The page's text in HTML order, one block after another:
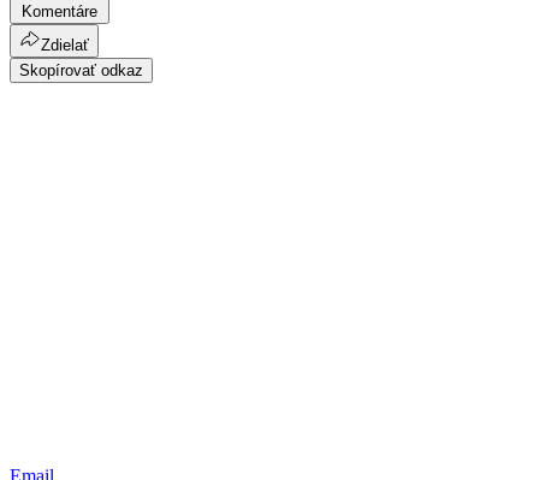
Komentáre
Zdielať
Skopírovať odkaz